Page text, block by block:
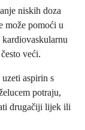
niskih doza
može pomoći u
veći.
aspirin s
potraju,
drugačiji lijek ili